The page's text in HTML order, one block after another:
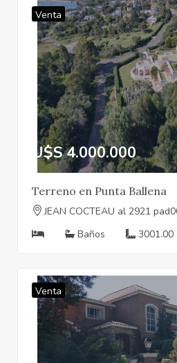
Venta
U$S 4.000.000
Terreno en Punta Ballena
JEAN COCTEAU al 2921
Baños
3001.00
Venta